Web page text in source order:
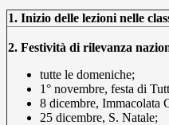
1. Inizio delle lezioni nelle
2. Festività di rilevanza
tutte le domeniche;
1° novembre, festa di
8 dicembre, Immacolata
25 dicembre, S. Natale;